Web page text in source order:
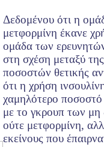
Δεδομένου ότι η
μετφορμίνη έκανε
ομάδα των ερευνητών
στη σχέση μεταξύ
ποσοστών θετικής
ότι η χρήση
χαμηλότερο ποσοστό
με το γκρουπ των μη
ούτε μετφορμίνη,
εκείνους που